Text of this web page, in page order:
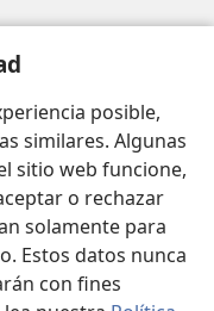
posible,
similares. Algunas
sitio web funcione,
o rechazar
solamente para
Estos datos nunca
con fines